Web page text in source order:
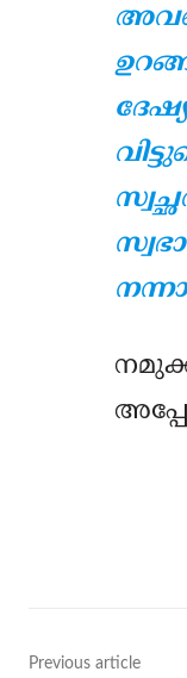
Previous article